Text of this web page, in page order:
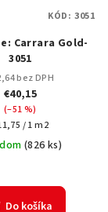
3051
bez DPH
€40,15
(–51 %)
/ 1 m2
(826 ks)
Do košíka
KÓD: 3051